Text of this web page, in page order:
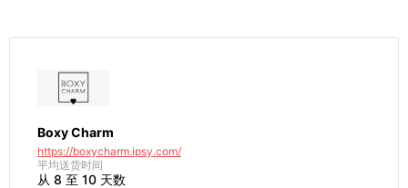
Boxy Charm
https://boxycharm.ipsy.com/
平均送货时间
从 8 至 10 天数